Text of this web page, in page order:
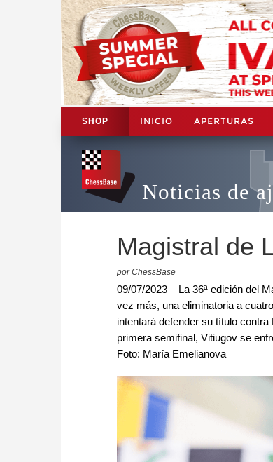
SHOP INICIO APERTURAS
Noticias de
Magistral de
por ChessBase
09/07/2023 – La 36ª edición del
vez más, una eliminatoria a
intentará defender su título
primera semifinal, Vitiugov se
Foto: María Emelianova